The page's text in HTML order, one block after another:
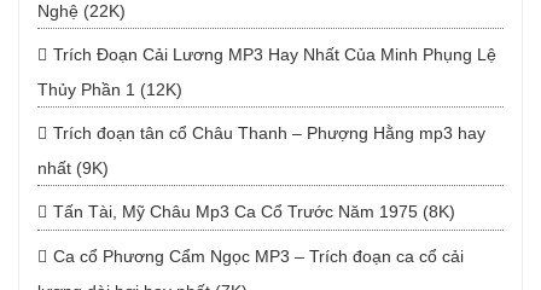
Nghệ (22K)
Trích Đoạn Cải Lương MP3 Hay Nhất Của Minh Phụng Lệ
Thủy Phần 1 (12K)
Trích đoạn tân cổ Châu Thanh – Phượng Hằng mp3 hay
nhất (9K)
Tấn Tài, Mỹ Châu Mp3 Ca Cổ Trước Năm 1975 (8K)
Ca cổ Phương Cẩm Ngọc MP3 – Trích đoạn ca cổ cải